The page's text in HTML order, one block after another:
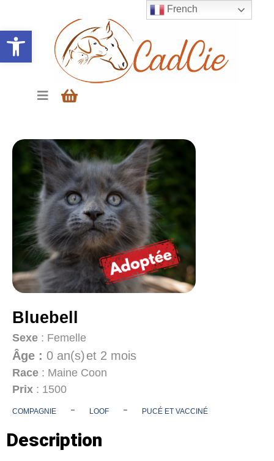
Ouvrir la barre d’outils
Bluebell
Sexe : Femelle
Âge : 0 an(s)et 2 mois
Race : Maine Coon
Prix : 1500
COMPAGNIE - LOOF - PUCÉ ET VACCINÉ
Description
French